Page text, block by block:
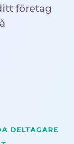
företag
DELTAGARE